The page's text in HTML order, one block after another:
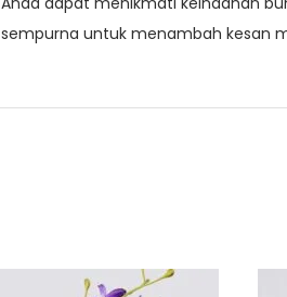
sempurna untuk menambah kesan